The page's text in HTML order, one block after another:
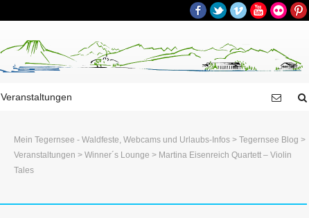
Facebook
TwitterVimeoYouTube
Flickr
Veranstaltungen
Mein Tegernsee - Waldfeste, Webcams und Urlaubs-Infos > Tegernsee Blog >
Veranstaltungen > Winner´s Lounge > Martina Eisenreich Quartett – Violin
Tales